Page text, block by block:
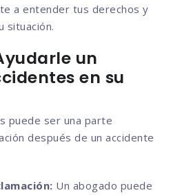
a entender tus derechos y
situación.
un
en su
puede ser una parte
después de un accidente
Un abogado puede